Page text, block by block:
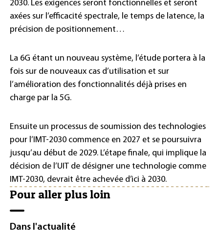
2030. Les exigences seront fonctionnelles et seront
axées sur l’efficacité spectrale, le temps de latence, la
précision de positionnement…
La 6G étant un nouveau système, l’étude portera à la
fois sur de nouveaux cas d’utilisation et sur
l’amélioration des fonctionnalités déjà prises en
charge par la 5G.
Ensuite un processus de soumission des technologies
pour l’IMT-2030 commence en 2027 et se poursuivra
jusqu’au début de 2029. L’étape finale, qui implique la
décision de l’UIT de désigner une technologie comme
IMT-2030, devrait être achevée d’ici à 2030.
Pour aller plus loin
Dans l'actualité